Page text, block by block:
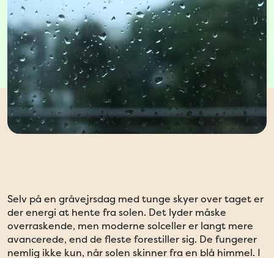
Selv på en gråvejrsdag med tunge skyer over taget er
der energi at hente fra solen. Det lyder måske
overraskende, men moderne solceller er langt mere
avancerede, end de fleste forestiller sig. De fungerer
nemlig ikke kun, når solen skinner fra en blå himmel. I